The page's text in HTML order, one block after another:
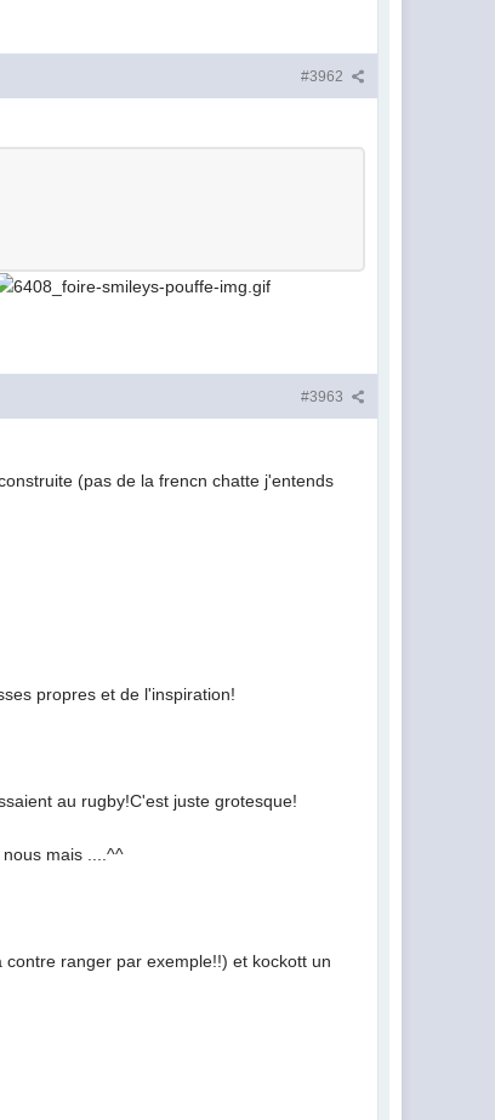
#3962
#3963
(pas de la frencn chatte j'entends
propres et de l'inspiration!
au rugby!C'est juste grotesque!
mais ....^^
ranger par exemple!!) et kockott un